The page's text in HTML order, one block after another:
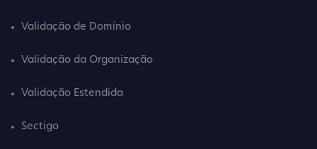
Validação de Domínio
Validação da Organização
Validação Estendida
Sectigo